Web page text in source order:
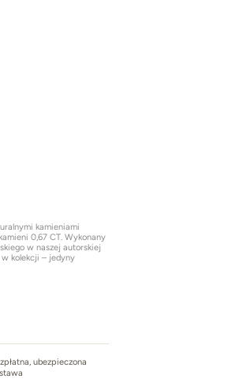
kamieniami
0,67 CT. Wykonany
w naszej autorskiej
kolekcji – jedyny
ubezpieczona